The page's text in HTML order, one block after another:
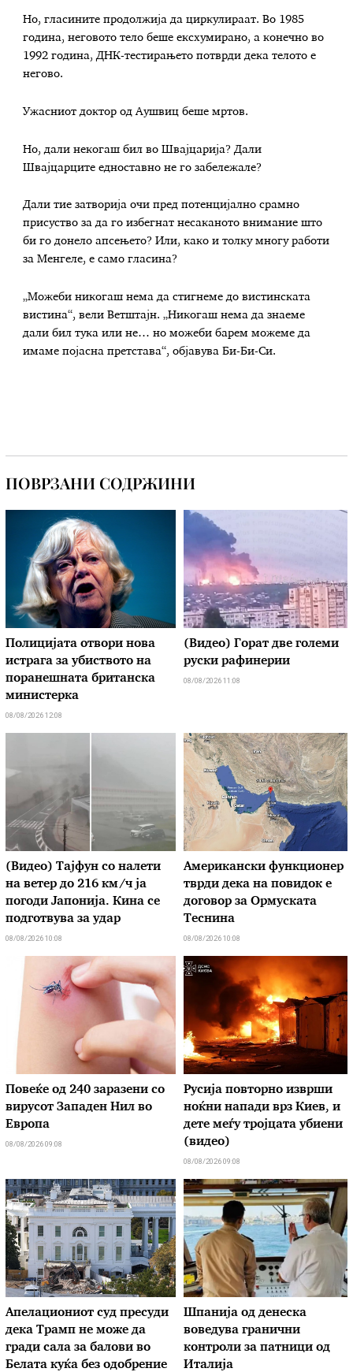
Но, гласините продолжија да циркулираат. Во 1985
година, неговото тело беше ексхумирано, а конечно во
1992 година, ДНК-тестирањето потврди дека телото е
негово.
Ужасниот доктор од Аушвиц беше мртов.
Но, дали некогаш бил во Швајцарија? Дали
Швајцарците едноставно не го забележале?
Дали тие затворија очи пред потенцијално срамно
присуство за да го избегнат несаканото внимание што
би го донело апсењето? Или, како и толку многу работи
за Менгеле, е само гласина?
„Можеби никогаш нема да стигнеме до вистинската
вистина“, вели Ветштајн. „Никогаш нема да знаеме
дали бил тука или не… но можеби барем можеме да
имаме појасна претстава“, објавува Би-Би-Си.
ПОВРЗАНИ СОДРЖИНИ
Полицијата отвори нова
истрага за убиството на
поранешната британска
министерка
08/08/2026 12:08
(Видео) Горат две големи
руски рафинерии
08/08/2026 11:08
(Видео) Тајфун со налети
на ветер до 216 км/ч ја
погоди Јапонија. Кина се
подготвува за удар
08/08/2026 10:08
Американски функционер
тврди дека на повидок е
договор за Ормуската
Теснина
08/08/2026 10:08
Повеќе од 240 заразени со
вирусот Западен Нил во
Европа
08/08/2026 09:08
Русија повторно изврши
ноќни напади врз Киев, и
дете меѓу тројцата убиени
(видео)
08/08/2026 09:08
Апелациониот суд пресуди
дека Трамп не може да
гради сала за балови во
Белата куќа без одобрение
Шпанија од денеска
воведува гранични
контроли за патници од
Италија